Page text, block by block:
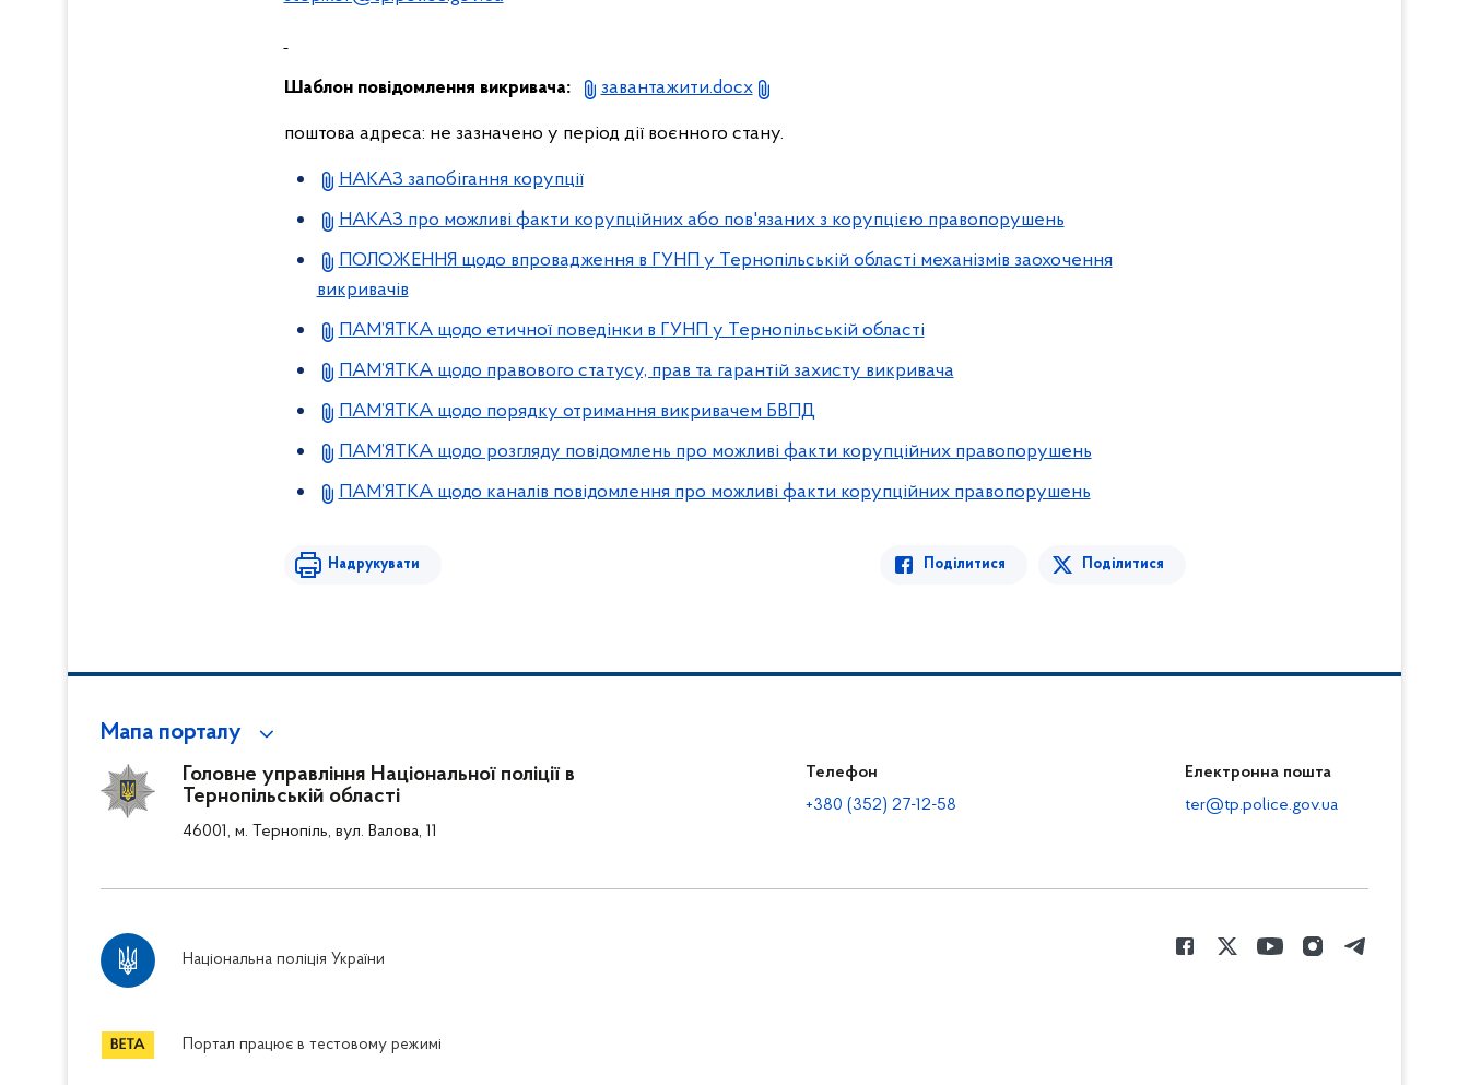
Шаблон повідомлення викривача: завантажити.docx
поштова адреса: не зазначено у період дії воєнного стану.
НАКАЗ запобігання корупції
НАКАЗ про можливі факти корупційних або пов'язаних з корупцією правопорушень
ПОЛОЖЕННЯ щодо впровадження в ГУНП у Тернопільській області механізмів заохочення
викривачів
ПАМ’ЯТКА щодо етичної поведінки в ГУНП у Тернопільській області
ПАМ’ЯТКА щодо правового статусу, прав та гарантій захисту викривача
ПАМ’ЯТКА щодо порядку отримання викривачем БВПД
ПАМ’ЯТКА щодо розгляду повідомлень про можливі факти корупційних правопорушень
ПАМ’ЯТКА щодо каналів повідомлення про можливі факти корупційних правопорушень
Надрукувати Поділитися Поділитися
Мапа порталу
Головне управління Національної поліції в
Тернопільській області
46001, м. Тернопіль, вул. Валова, 11
Телефон
+380 (352) 27-12-58
Електронна пошта
ter@tp.police.gov.ua
Національна поліція України
Портал працює в тестовому режимі